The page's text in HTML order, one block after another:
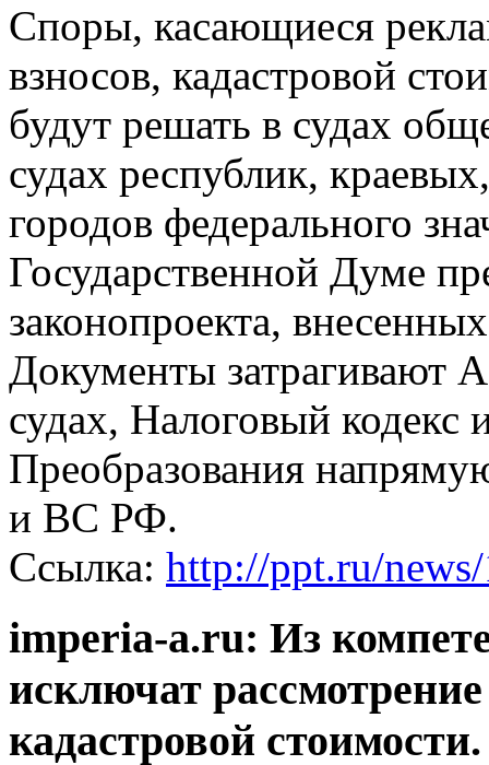
Споры, касающиеся
взносов, кадастровой
будут решать в судах
судах республик,
городов федерального
Государственной Думе
законопроекта,
Документы затрагивают
судах, Налоговый кодекс
Преобразования
и ВС РФ.
Ссылка: http://ppt.ru/
imperia-a.ru: Из
исключат
кадастровой стоимости.